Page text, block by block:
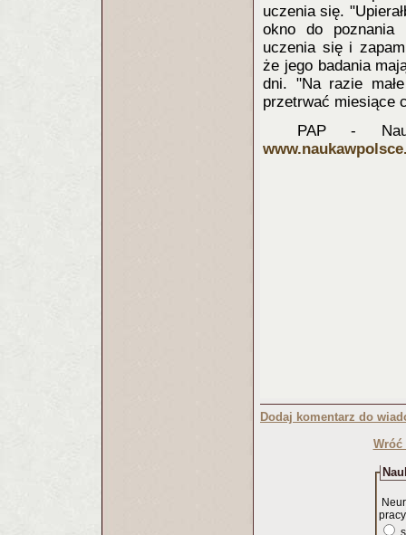
uczenia się.
okno do poznania
uczenia się i
że jego badania
dni. "Na razie
przetrwać miesiące
PAP -
Dodaj komentarz do
Wróć